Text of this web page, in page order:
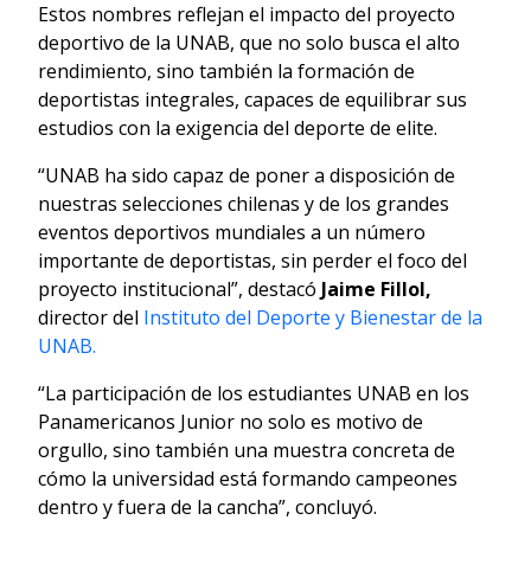
Estos nombres reflejan el impacto del proyecto
deportivo de la UNAB, que no solo busca el alto
rendimiento, sino también la formación de
deportistas integrales, capaces de equilibrar sus
estudios con la exigencia del deporte de elite.
“UNAB ha sido capaz de poner a disposición de
nuestras selecciones chilenas y de los grandes
eventos deportivos mundiales a un número
importante de deportistas, sin perder el foco del
proyecto institucional”, destacó Jaime Fillol,
director del Instituto del Deporte y Bienestar de la
UNAB.
“La participación de los estudiantes UNAB en los
Panamericanos Junior no solo es motivo de
orgullo, sino también una muestra concreta de
cómo la universidad está formando campeones
dentro y fuera de la cancha”, concluyó.